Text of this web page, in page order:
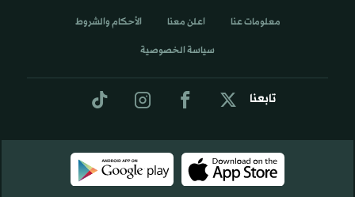
تابعنا
معلومات عنا اعلن معنا الأحكام والشروط
سياسة الخصوصية